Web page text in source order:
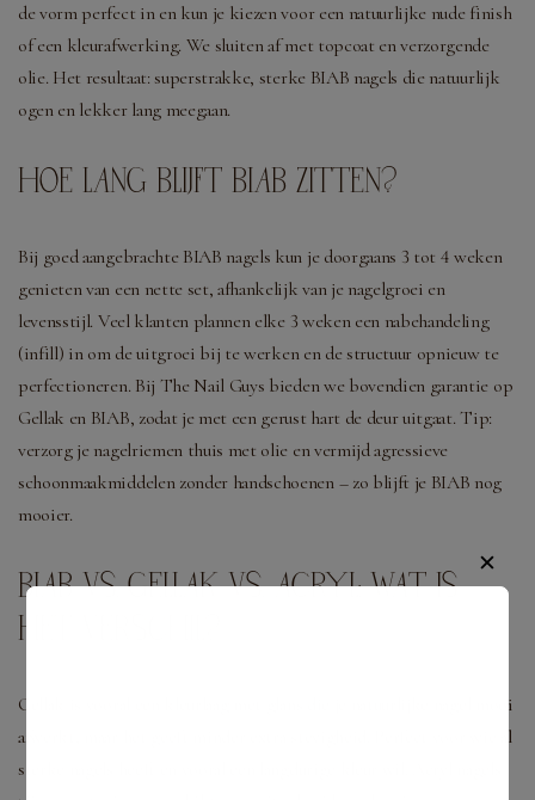
de vorm perfect in en kun je kiezen voor een natuurlijke nude finish
of een kleurafwerking. We sluiten af met topcoat en verzorgende
olie. Het resultaat: superstrakke, sterke BIAB nagels die natuurlijk
ogen en lekker lang meegaan.
HOE LANG BLIJFT BIAB ZITTEN?
Bij goed aangebrachte BIAB nagels kun je doorgaans 3 tot 4 weken
genieten van een nette set, afhankelijk van je nagelgroei en
levensstijl. Veel klanten plannen elke 3 weken een nabehandeling
(infill) in om de uitgroei bij te werken en de structuur opnieuw te
perfectioneren. Bij The Nail Guys bieden we bovendien garantie op
Gellak en BIAB, zodat je met een gerust hart de deur uitgaat. Tip:
verzorg je nagelriemen thuis met olie en vermijd agressieve
schoonmaakmiddelen zonder handschoenen – zo blijft je BIAB nog
mooier.
BIAB VS. GELLAK VS. ACRYL: WAT IS
HET VERSCHIL?
Gellak is vooral een kleurlaag met glans die je natuurlijke nagel mooi
afwerkt, maar het geeft minder extra stevigheid. Perfect voor wie al
sterke nagels heeft en vooral een langdurige kleur wil. Acryl nagels
✕